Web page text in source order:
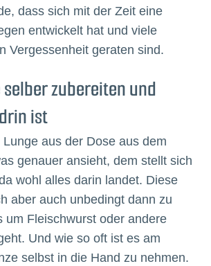
dass sich mit der Zeit eine
entwickelt hat und viele
Vergessenheit geraten sind.
zubereiten und
ist
aus der Dose aus dem
genauer ansieht, dem stellt sich
wohl alles darin landet. Diese
aber auch unbedingt dann zu
um Fleischwurst oder andere
Und wie so oft ist es am
selbst in die Hand zu nehmen.